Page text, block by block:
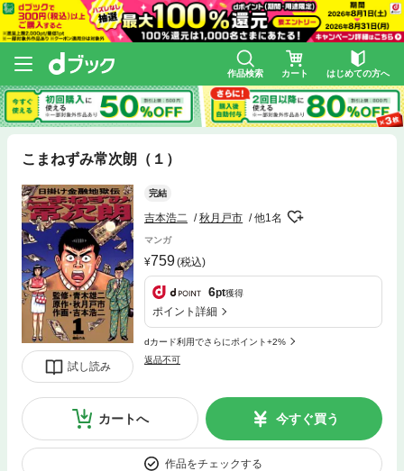
作品検索 カート はじめての方へ
こまねずみ常次朗（１）
試し読み
完結
吉本浩二 秋月戸市 他1名
マンガ
759(税込)
6pt獲得
ポイント詳細
dカード利用でさらにポイント+2%
返品不可
カートへ 今すぐ買う
作品をチェックする